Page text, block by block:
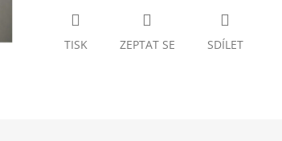
TISK ZEPTAT SE SDÍLET